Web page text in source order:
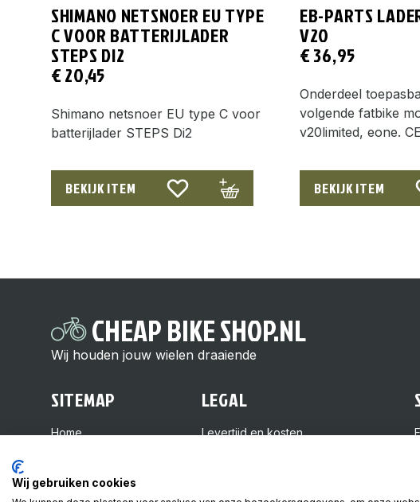
SHIMANO NETSNOER EU TYPE
C VOOR BATTERIJLADER
STEPS DI2
€20,45
Shimano netsnoer EU type C voor
batterijlader STEPS Di2
BEKIJK ITEM
EB-PARTS
V20
€36,95
Onderdeel
volgende fatbike
v20limited, eone.
BEKIJK ITEM
CHEAP BIKE SHOP.NL
Wij houden jouw wielen draaiende
SITEMAP
Home
Kennisbank
LEGAL
Levertijd en kosten
Wij gebruiken cookies